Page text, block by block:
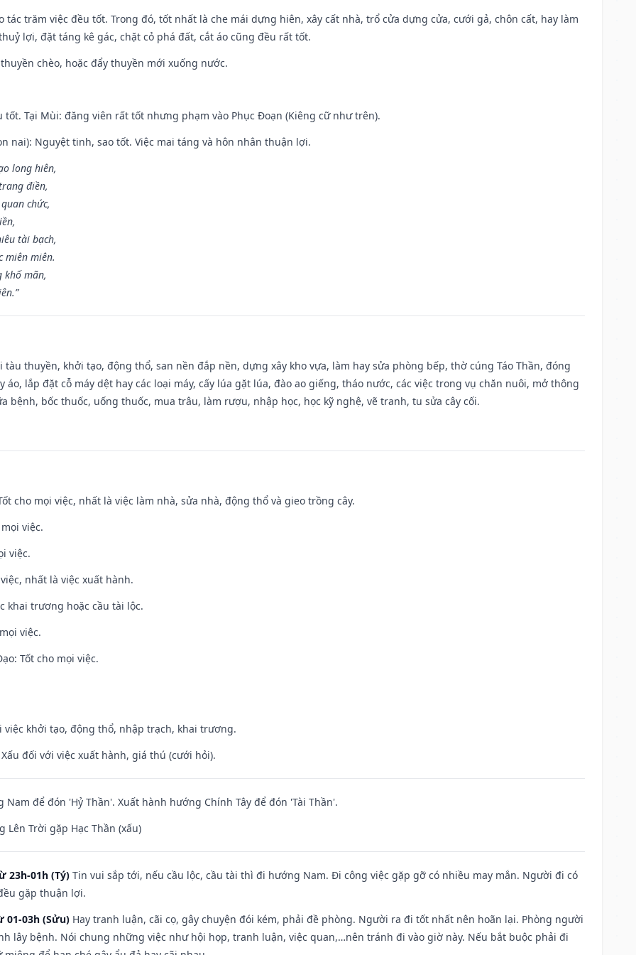
tác trăm việc đều tốt. Trong đó, tốt nhất là che mái dựng hiên, xây cất nhà, trổ cửa dựng cửa, cưới gả, chôn cất, hay làm
lợi, đặt táng kê gác, chặt cỏ phá đất, cắt áo cũng đều rất tốt.
chèo, hoặc đẩy thuyền mới xuống nước.
tốt. Tại Mùi: đăng viên rất tốt nhưng phạm vào Phục Đoạn (Kiêng cữ như trên).
nai): Nguyệt tinh, sao tốt. Việc mai táng và hôn nhân thuận lợi.
long hiên,
điền,
chức,
tài bạch,
miên miên.
mãn,
tàu thuyền, khởi tạo, động thổ, san nền đắp nền, dựng xây kho vựa, làm hay sửa phòng bếp, thờ cúng Táo Thần, đóng
lắp đặt cỗ máy dệt hay các loại máy, cấy lúa gặt lúa, đào ao giếng, tháo nước, các việc trong vụ chăn nuôi, mở thông
bệnh, bốc thuốc, uống thuốc, mua trâu, làm rượu, nhập học, học kỹ nghệ, vẽ tranh, tu sửa cây cối.
cho mọi việc, nhất là việc làm nhà, sửa nhà, động thổ và gieo trồng cây.
việc.
việc.
nhất là việc xuất hành.
khai trương hoặc cầu tài lộc.
việc.
Tốt cho mọi việc.
việc khởi tạo, động thổ, nhập trạch, khai trương.
đối với việc xuất hành, giá thú (cưới hỏi).
để đón 'Hỷ Thần'. Xuất hành hướng Chính Tây để đón 'Tài Thần'.
Lên Trời gặp Hạc Thần (xấu)
23h-01h (Tý) Tin vui sắp tới, nếu cầu lộc, cầu tài thì đi hướng Nam. Đi công việc gặp gỡ có nhiều may mắn. Người đi có
gặp thuận lợi.
01-03h (Sửu) Hay tranh luận, cãi cọ, gây chuyện đói kém, phải đề phòng. Người ra đi tốt nhất nên hoãn lại. Phòng người
lây bệnh. Nói chung những việc như hội họp, tranh luận, việc quan,…nên tránh đi vào giờ này. Nếu bắt buộc phải đi